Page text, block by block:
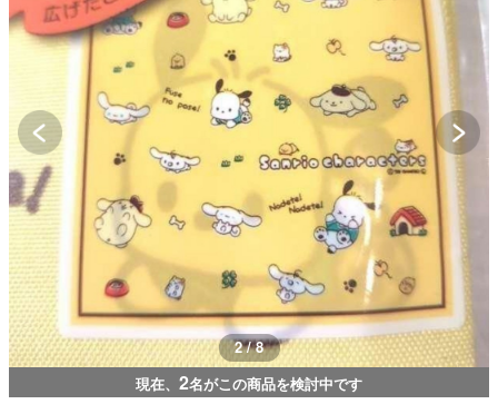
2 / 8
現在、 2名がこの商品を検討中です